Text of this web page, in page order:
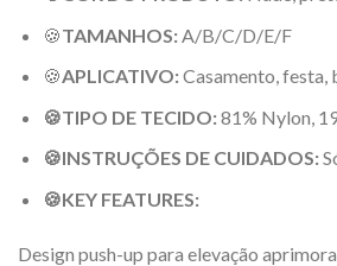
🍪TAMANHOS:A/B/C/D/E/F
🍪APLICATIVO:Casamento, festa,
🍪TIPO DE TECIDO:81% Nylon,
🍪INSTRUÇÕES DE CUIDADOS:
🍪KEY FEATURES:
Design push-up para elevação